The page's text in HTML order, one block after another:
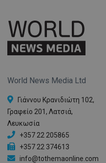
World News Media Ltd
Γιάννου Κρανιδιώτη 102,
Γραφείο 201, Λατσιά,
Λευκωσία
+357 22 205865
+357 22 374613
info@tothemaonline.com